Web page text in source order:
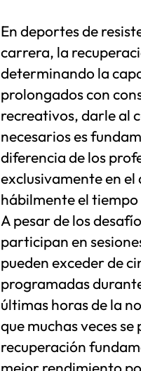
En deportes de
carrera, la
determinando la
prolongados con
recreativos, darle al
necesarios es
diferencia de los
exclusivamente en
hábilmente el
A pesar de los
participan en
pueden exceder de
programadas
últimas horas de la
que muchas veces
recuperación